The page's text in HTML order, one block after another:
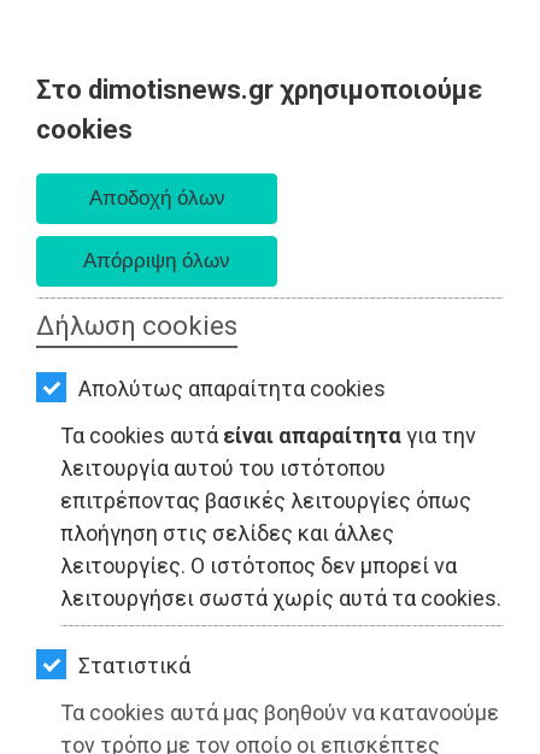
Στο dimotisnews.gr χρησιμοποιούμε
cookies
Δήλωση cookies
Απολύτως απαραίτητα cookies
Τα cookies αυτά είναι απαραίτηταγια την
λειτουργία αυτού του ιστότοπου
επιτρέποντας βασικές λειτουργίες όπως
πλοήγηση στις σελίδες και άλλες
λειτουργίες. Ο ιστότοπος δεν μπορεί να
λειτουργήσει σωστά χωρίς αυτά τα cookies.
Στατιστικά
Τα cookies αυτά μας βοηθούν να κατανοούμε
τον τρόπο με τον οποίο οι επισκέπτες
AΡΧΙΚΗ
ΕΙΔΗΣΕΙΣ
ΠΟΛΙΤΙΚΗ
ΤΟΠΙΚΗ
ΑΥΤΟΔΙΟΙΚΗΣΗ
ΟΙΚΟΝΟΜΙΑ
ΑΘΛΗΤΙΣΜΟΣ
ΠΟΛΙΤΙΣΜΟΣ
ΣΠΙΤΙ-
ΚΗΠΟΣ
ΥΓΕΙΑ
LIFESTYLE
ΤΑΞΙΔΙΑ
ΟΙΚΟΝΟΜΙΑ - Αττική